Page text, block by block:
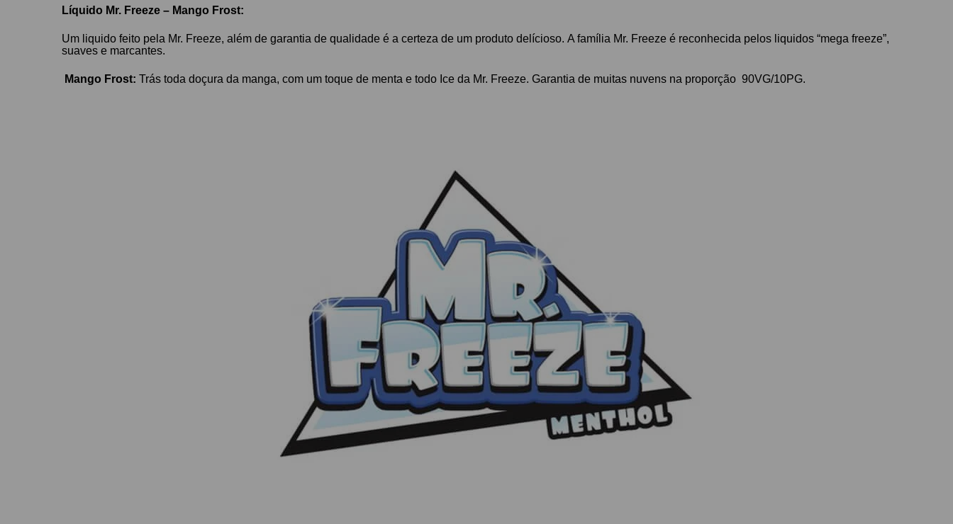
Líquido Mr. Freeze – Mango Frost:
Um liquido feito pela Mr. Freeze, além de garantia de qualidade é a certeza de um produto delícioso.A família Mr. Freeze é reconhecida pelos liquidos “mega freeze”,
suaves e marcantes.
Mango Frost:Trás toda doçura da manga, com um toque de menta e todo Ice da Mr. Freeze.Garantia de muitas nuvens na proporção 90VG/10PG.